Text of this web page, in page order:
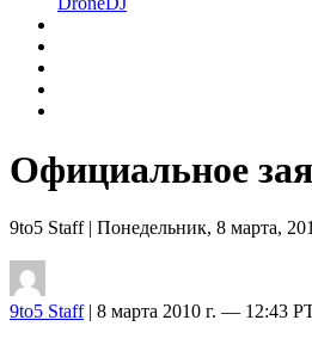
Официальное
9to5 Staff| Понедельник, 8 марта,
9to5 Staff| 8 марта 2010 г. — 12:43